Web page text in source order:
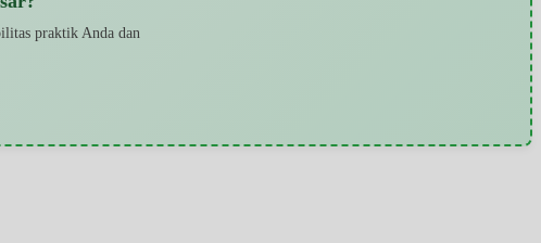
praktik Anda dan